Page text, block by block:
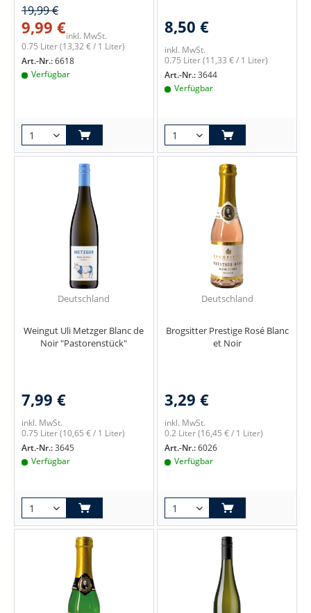
19,99 €
9,99 €inkl. MwSt.
0.75 Liter(13,32 € / 1 Liter)
Art.-Nr.:6618
Verfügbar
8,50 €
inkl. MwSt.
0.75 Liter(11,33 € / 1 Liter)
Art.-Nr.:3644
Verfügbar
Deutschland
Weingut Uli Metzger Blanc de
Noir "Pastorenstück"
7,99 €
inkl. MwSt.
0.75 Liter(10,65 € / 1 Liter)
Art.-Nr.:3645
Verfügbar
Deutschland
Brogsitter Prestige Rosé Blanc
et Noir
3,29 €
inkl. MwSt.
0.2 Liter(16,45 € / 1 Liter)
Art.-Nr.:6026
Verfügbar